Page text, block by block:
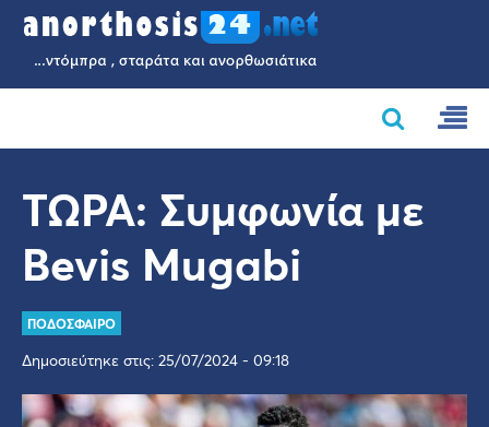
ΤΩΡΑ: Συμφωνία με
Bevis Mugabi
ΠΟΔΟΣΦΑΙΡΟ
Δημοσιεύτηκε στις: 25/07/2024 - 09:18